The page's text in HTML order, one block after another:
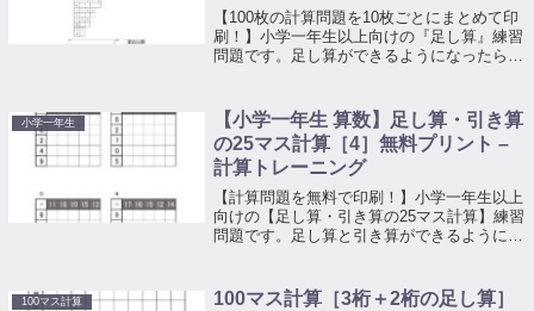
【100枚の計算問題を10枚ごとにまとめて印
刷！】小学一年生以上向けの『足し算』練習
問題です。足し算ができるようになったら、
を足してマスを埋めていくプリントです。
小学一年生
【小学一年生 算数】足し算・引き算
の25マス計算［4］無料プリント –
計算トレーニング
【計算問題を無料で印刷！】小学一年生以上
向けの【足し算・引き算の25マス計算】練習
問題です。足し算と引き算ができるようにな
100マス計算
100マス計算［3桁＋2桁の足し算］